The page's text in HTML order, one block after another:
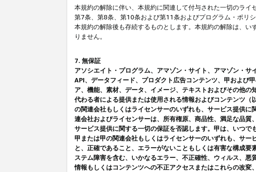
本規約の解除に伴い、本規約に関連して付与された一切のラ
第7条、第8条、第10条および第11条およびプログラム・ポリ
本規約の解除後も存続するものとします。本規約の解除は、
りません。
7. 無保証
アソシエイト・プログラム、アマゾン・サイト、アマゾン・
API、データフィード、プロダクト広告コンテンツ、甲および
ア、機能、素材、データ、イメージ、テキストおよびその他
代わる者による提供または使用される情報およびコンテンツ
の関連会社もしくはライセンサーのいずれも、サービス提供
連会社およびライセンサーは、所有権原、商品性、満足な品質
サービス提供に関する一切の保証を否認します。甲は、いつで
甲または甲の関連会社もしくはライセンサーのいずれも、サ
と、正確であること、エラーがないこともしくは有害な構成
ステム障害を含む、いかなるエラー、不正確性、ウィルス、
情報もしくはコンテンツへの不正アクセスまたはこれらの改